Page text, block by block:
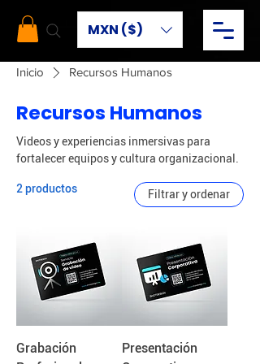
MXN ($)
Inicio Recursos Humanos
Recursos Humanos
Videos y experiencias inmersivas para
fortalecer equipos y cultura organizacional.
2 productos Filtrar y ordenar
Grabación
Presentación